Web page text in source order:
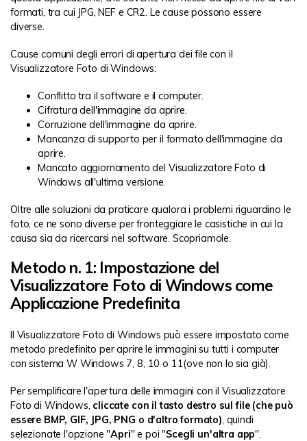
formati, tra cui JPG, NEF e CR2. Le cause possono essere
diverse.
Cause comuni degli errori di apertura dei file con il
Visualizzatore Foto di Windows:
Conflitto tra il software e il computer.
Cifratura dell'immagine da aprire.
Corruzione dell'immagine da aprire.
Mancanza di supporto per il formato dell'immagine da
aprire.
Mancato aggiornamento del Visualizzatore Foto di
Windows all'ultima versione.
Oltre alle soluzioni da praticare qualora i problemi riguardino le
foto, ce ne sono diverse per fronteggiare le casistiche in cui la
causa sia da ricercarsi nel software. Scopriamole.
Metodo n. 1: Impostazione del
Visualizzatore Foto di Windows come
Applicazione Predefinita
Il Visualizzatore Foto di Windows può essere impostato come
metodo predefinito per aprire le immagini su tutti i computer
con sistema W Windows 7, 8, 10 o 11(ove non lo sia già).
Per semplificare l'apertura delle immagini con il Visualizzatore
Foto di Windows, cliccate con il tasto destro sul file (che può
essere BMP, GIF, JPG, PNG o d'altro formato), quindi
selezionate l'opzione "Apri" e poi "Scegli un'altra app".